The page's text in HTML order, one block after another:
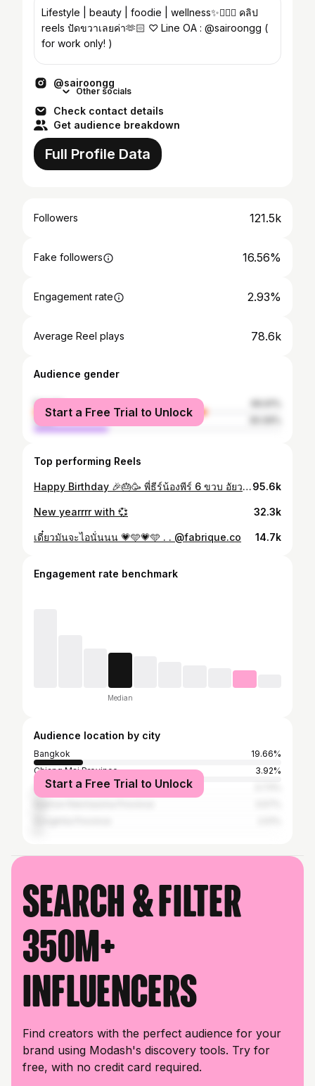
Lifestyle | beauty | foodie | wellness✨🏌🏼‍♀️ คลิป
reels ปัดขวาเลยค่า🫶🏻 ♡ Line OA : @sairoongg (
for work only! )
@sairoongg
Other socials
Check contact details
Get audience breakdown
Full Profile Data
Followers 121.5k
Fake followers 16.56%
Engagement rate 2.93%
Average Reel plays 78.6k
Audience gender
female
male
Start a Free Trial to Unlock
Top performing Reels
Happy Birthday 🎉🎂🥳 พี่ธีร์น้องพีร์ 6 ขวบ อัยวาอัญญา 3 ขวบแล้วววววว เวลาผ่านไปไวมากกๆ พี่สายรุ้งขอให้หนูโตขึ้นมาเป็นคนที่มีความสุข เข้ากับคนอื่นง่ายๆ พบเจอแต่ผู้คนที่ดีอยู่ในศีลในธรรม ขอให้หนูสุขภาพร่างกายและจิตใจแข็งแรง ไม่ว่าจะเจออุปสรรคอะไรก็ขอให้หนูมองมันและแก้มันได้โดยไว พี่สายรุ้งไม่รู้ว่าหนูๆโตไปแล้วเราจะได้เจอกันบ่อยเหมือนตอนนี้ไหม เราคงไม่ได้บอกกัน เล่นกัน หรือคุยกันทุกเรื่องเหมือนตอนนี้ แต่อยากให้หนูๆทุกคนรู้ไว้ว่าพี่สายรุ้งรักและหวังดีกับหนู 4 คนมากๆ และจะเป็นเช่นนี้ตลอดไป😊♥️ ถ้ามีอะไรก็ไม่ต้องมาปรึกษาพี่สายรุ้งนะ ปรึกษาหม่ามี๊กับพ่อพ่อไปอะดีแล้ว ล้อเล่น!!555555555 มาบ่นได้เยยเจ้าแสบทั้ง 4 พี่สายรุ้งจะยังคงวางตัวเป็นพี่ เป็นเพื่อนของหนูๆเสมอ พี่สายรุ้งพิมพ์ยาวกว่านี้ไม่ได้แล้วคับ น้ำตาไหลจนมองแป้นไม่เห็นแล้ว นี่ต้องพูดให้มันพิมพ์ให้ เอาเป็นว่าเดี๋ยวมาต่อในคอมเมนท์นะคะ95.6k
New yearrrr with 💞 32.3k
เดี๋ยวมันจะไอนั่นนน 💗🩵💗🩵 . . @fabrique.co 14.7k
Engagement rate benchmark
Median
Audience location by city
Bangkok
19.66%
Chiang Mai Province
3.92%
Chon Buri Province
Start a Free Trial to Unlock
Search & filter
350M+
influencers
Find creators with the perfect audience for your
brand using Modash's discovery tools. Try for
free, with no credit card required.